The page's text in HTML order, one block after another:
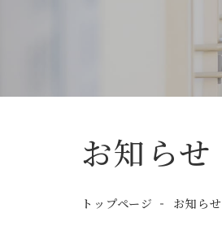
お知らせ
トップページ お知らせ